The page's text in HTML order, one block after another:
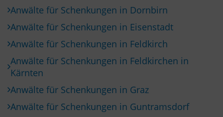
Anwälte für Schenkungen in Dornbirn
Anwälte für Schenkungen in Eisenstadt
Anwälte für Schenkungen in Feldkirch
Anwälte für Schenkungen in Feldkirchen in
Kärnten
Anwälte für Schenkungen in Graz
Anwälte für Schenkungen in Guntramsdorf